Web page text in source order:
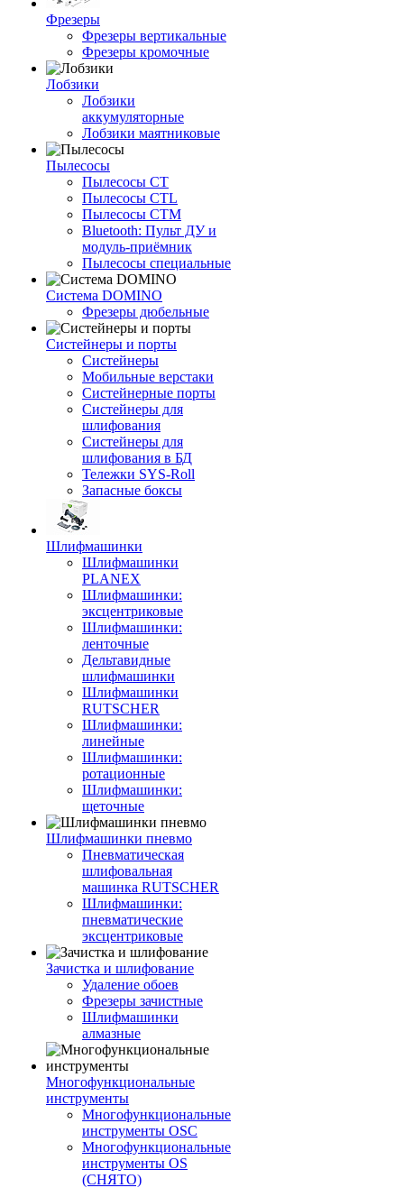
Фрезеры
Фрезеры вертикальные
Фрезеры кромочные
Лобзики
Лобзики
аккумуляторные
Лобзики маятниковые
Пылесосы
Пылесосы CT
Пылесосы CTL
Пылесосы CTM
Bluetooth: Пульт ДУ и
модуль-приёмник
Пылесосы специальные
Система DOMINO
Фрезеры дюбельные
Систейнеры и порты
Систейнеры
Мобильные верстаки
Систейнерные порты
Систейнеры для
шлифования
Систейнеры для
шлифования в БД
Тележки SYS-Roll
Запасные боксы
Шлифмашинки
Шлифмашинки
PLANEX
Шлифмашинки:
эксцентриковые
Шлифмашинки:
ленточные
Дельтавидные
шлифмашинки
Шлифмашинки
RUTSCHER
Шлифмашинки:
линейные
Шлифмашинки:
ротационные
Шлифмашинки:
щеточные
Шлифмашинки пневмо
Пневматическая
шлифовальная
машинка RUTSCHER
Шлифмашинки:
пневматические
эксцентриковые
Зачистка и шлифование
Удаление обоев
Фрезеры зачистные
Шлифмашинки
алмазные
Многофункциональные
инструменты
Многофункциональные
инструменты OSC
Многофункциональные
инструменты OS
(СНЯТО)